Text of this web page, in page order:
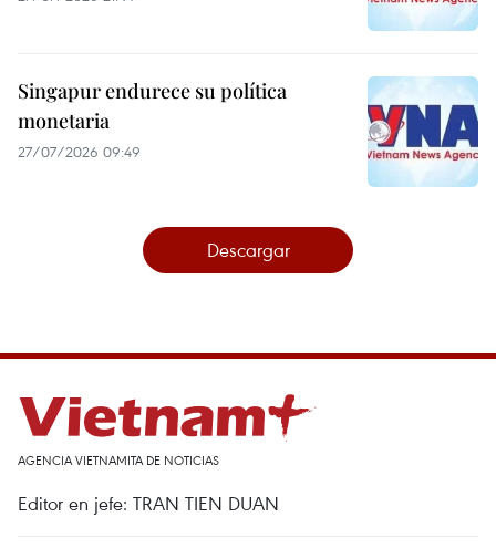
Singapur endurece su política
monetaria
27/07/2026 09:49
Descargar
AGENCIA VIETNAMITA DE NOTICIAS
Editor en jefe: TRAN TIEN DUAN